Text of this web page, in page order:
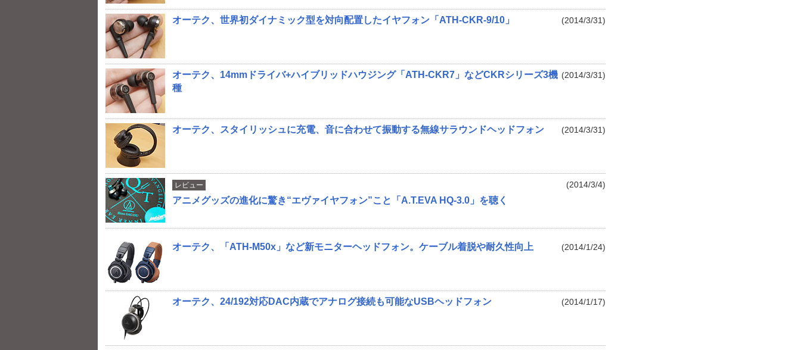
(2014/3/31)
オーテク、世界初ダイナミック型を対向配置したイヤフォン「ATH-CKR-9/10」
(2014/3/31)
オーテク、14mmドライバ+ハイブリッドハウジング「ATH-CKR7」などCKRシリーズ3機
種
(2014/3/31)
オーテク、スタイリッシュに充電、音に合わせて振動する無線サラウンドヘッドフォン
(2014/3/4)
レビュー
アニメグッズの進化に驚き“エヴァイヤフォン”こと「A.T.EVA HQ-3.0」を聴く
(2014/1/24)
オーテク、「ATH-M50x」など新モニターヘッドフォン。ケーブル着脱や耐久性向上
(2014/1/17)
オーテク、24/192対応DAC内蔵でアナログ接続も可能なUSBヘッドフォン